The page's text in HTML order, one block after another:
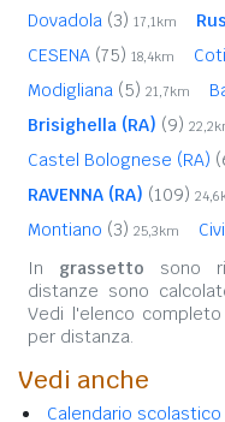
Dovadola (3) 17,1km
CESENA (75) 18,4km
Modigliana (5) 21,7km
Brisighella (RA) (9)
Castel Bolognese (RA)
RAVENNA (RA) (109)
Montiano (3) 25,3km
In grassetto sono
distanze sono
Vedi l'elenco
per distanza.
Vedi anche
Calendario